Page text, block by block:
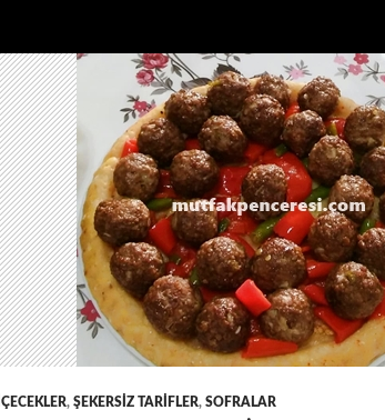
IÇECEKLER, ŞEKERSIZ TARIFLER, SOFRALAR